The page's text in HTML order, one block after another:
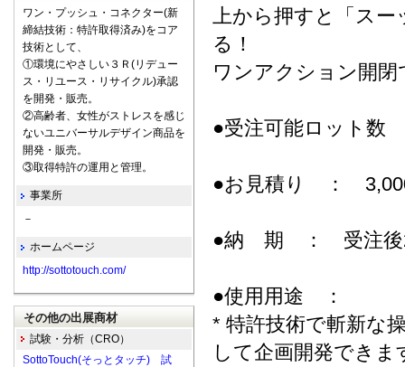
上から押すと「スー
る！
ワンアクション開
●受注可能ロット
●お見積り ：
●納 期 ： 受注後
●使用用途 ：
* 特許技術で斬新な
して企画開発できま
ワン・プッシュ・コネクター(新
締結技術：特許取得済み)をコア
技術として、
①環境にやさしい３Ｒ(リデュー
ス・リユース・リサイクル)承認
を開発・販売。
②高齢者、女性がストレスを感じ
ないユニバーサルデザイン商品を
開発・販売。
③取得特許の運用と管理。
事業所
－
ホームページ
http://sottotouch.com/
その他の出展商材
試験・分析（CRO）
SottoTouch(そっとタッチ) 試